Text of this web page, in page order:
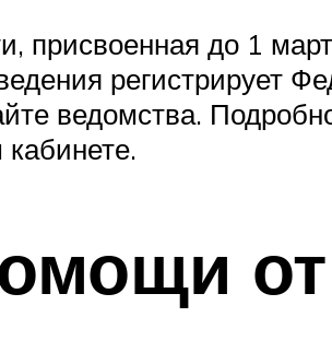
присвоенная до 1
регистрирует
ведомства.
от